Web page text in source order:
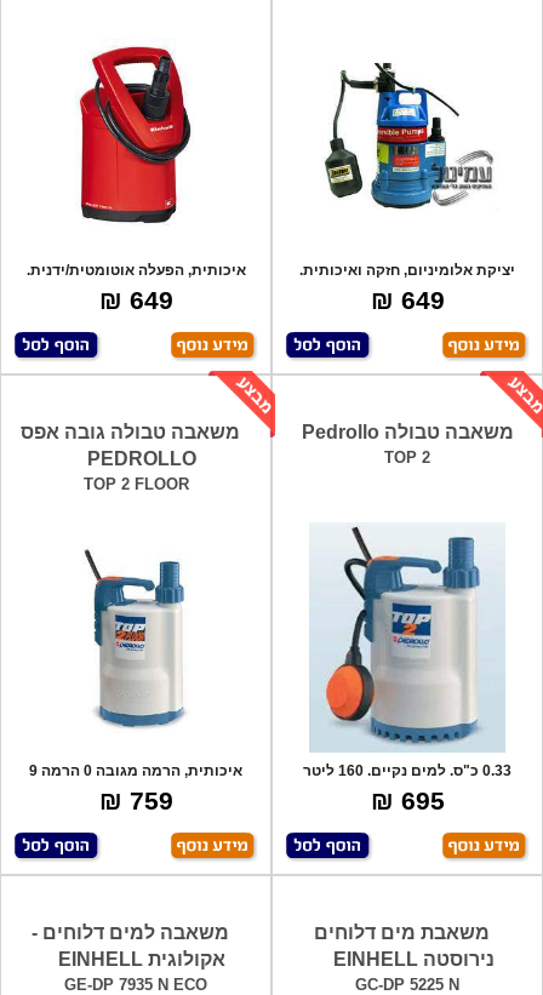
יציקת אלומיניום, חזקה ואיכותית.
כולל מצו
649 ₪
איכותית, הפעלה אוטומטית/ידנית.
במצב אוטו
649 ₪
משאבה טבולה Pedrollo
TOP 2
0.33 כ"ס. למים נקיים. 160 ליטר
לדקה.מתאי
695 ₪
משאבה טבולה גובה אפס
PEDROLLO
TOP 2 FLOOR
איכותית, הרמה מגובה 0 הרמה 9
מטר ללא מצו
759 ₪
משאבת מים דלוחים
נירוסטה EINHELL
GC-DP 5225 N
משאבה למים דלוחים -
אקולוגית EINHELL
GE-DP 7935 N ECO